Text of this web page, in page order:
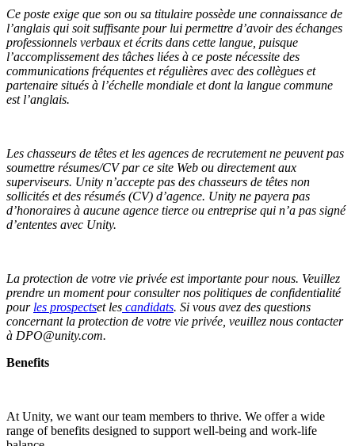
Ce poste exige que son ou sa titulaire possède une connaissance de
l’anglais qui soit suffisante pour lui permettre d’avoir des échanges
professionnels verbaux et écrits dans cette langue, puisque
l’accomplissement des tâches liées à ce poste nécessite des
communications fréquentes et régulières avec des collègues et
partenaire situés à l’échelle mondiale et dont la langue commune
est l’anglais.
Les chasseurs de têtes et les agences de recrutement ne peuvent pas
soumettre résumes/CV par ce site Web ou directement aux
superviseurs. Unity n’accepte pas des chasseurs de têtes non
sollicités et des résumés (CV) d’agence. Unity ne payera pas
d’honoraires à aucune agence tierce ou entreprise qui n’a pas signé
d’ententes avec Unity.
La protection de votre vie privée est importante pour nous. Veuillez
prendre un moment pour consulter nos politiques de confidentialité
pour les prospectset les candidats. Si vous avez des questions
concernant la protection de votre vie privée, veuillez nous contacter
à DPO@unity.com.
Benefits
At Unity, we want our team members to thrive. We offer a wide
range of benefits designed to support well-being and work-life